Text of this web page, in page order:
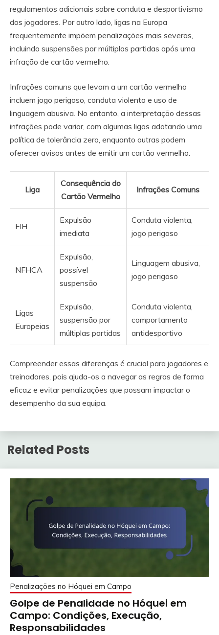
regulamentos adicionais sobre conduta e desportivismo
dos jogadores. Por outro lado, ligas na Europa
frequentemente impõem penalizações mais severas,
incluindo suspensões por múltiplas partidas após uma
infração de cartão vermelho.
Infrações comuns que levam a um cartão vermelho
incluem jogo perigoso, conduta violenta e uso de
linguagem abusiva. No entanto, a interpretação dessas
infrações pode variar, com algumas ligas adotando uma
política de tolerância zero, enquanto outras podem
oferecer avisos antes de emitir um cartão vermelho.
Liga
Consequência do
Cartão Vermelho
Infrações Comuns
FIH
Expulsão
imediata
Conduta violenta,
jogo perigoso
NFHCA
Expulsão,
possível
suspensão
Linguagem abusiva,
jogo perigoso
Ligas
Europeias
Expulsão,
suspensão por
múltiplas partidas
Conduta violenta,
comportamento
antidesportivo
Compreender essas diferenças é crucial para jogadores e
treinadores, pois ajuda-os a navegar as regras de forma
eficaz e evitar penalizações que possam impactar o
desempenho da sua equipa.
Related Posts
Penalizações no Hóquei em Campo
Golpe de Penalidade no Hóquei em
Campo: Condições, Execução,
Responsabilidades